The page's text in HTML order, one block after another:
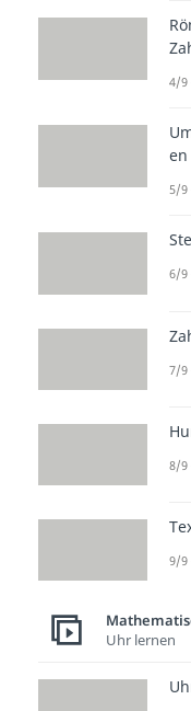
6.
und
kann.
4/9
en
5/9
6/9
7/9
8/9
9/9
Uhr lernen